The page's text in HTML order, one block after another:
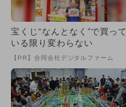
宝くじ“なんとなく”で買って
いる限り変わらない
【PR】合同会社デジタルファーム